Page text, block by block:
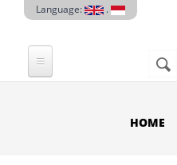
Language: .
HOME